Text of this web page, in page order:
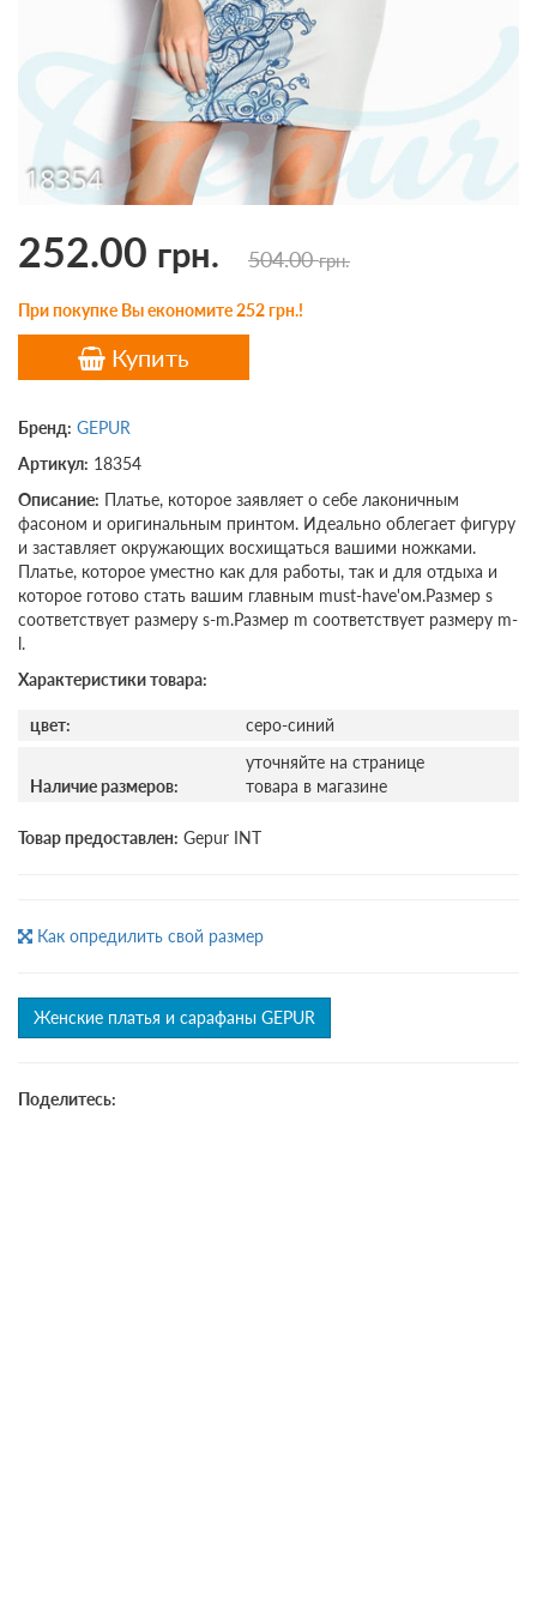
252.00 грн. 504.00грн.
При покупке Вы економите 252 грн.!
Купить
Бренд: GEPUR
Артикул: 18354
Описание: Платье, которое заявляет о себе лаконичным
фасоном и оригинальным принтом. Идеально облегает фигуру
и заставляет окружающих восхищаться вашими ножками.
Платье, которое уместно как для работы, так и для отдыха и
которое готово стать вашим главным must-have'ом.Размер s
соответствует размеру s-m.Размер m соответствует размеру m-
l.
Характеристики товара:
цвет: серо-синий
Наличие размеров:
уточняйте на странице
товара в магазине
Товар предоставлен: Gepur INT
Как опредилить свой размер
Женские платья и сарафаны GEPUR
Поделитесь: